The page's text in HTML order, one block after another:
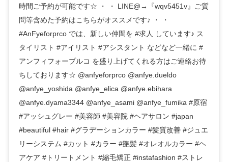
時間ご予約が可能です☆ ・ ・ LINE@→『wqv5451v』ご質
問等含めた予約はこちらがオススメです♪ ・ ・
#AnFyeforprco では、新しい仲間を #求人 しています♪ ス
タイリスト #アイリスト #アシスタント などなど一緒に #
アンフィフォープルコ を盛り上げてくれる方はご連絡お待
ちしております☆ @anfyeforprco @anfye.dueldo
@anfye_yoshida @anfye_elica @anfye.ebihara
@anfye.dyama3344 @anfye_asami @anfye_fumika #原宿
#アッシュグレー #美容師 #美容院 #ヘアサロン #japan
#beautiful #hair #グラデーションカラー #髪質改善 #ジュエ
リーシステム #カット #カラー #艶髪 #オレオルカラー #ヘ
アケア #トリートメント #縮毛矯正 #instafashion #ストレ